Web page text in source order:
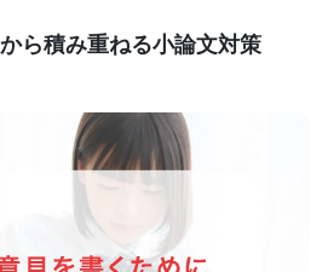
ら積み重ねる小論文対策